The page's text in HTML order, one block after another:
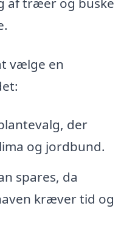
vælge en
der
og jordbund.
spares, da
kræver tid og